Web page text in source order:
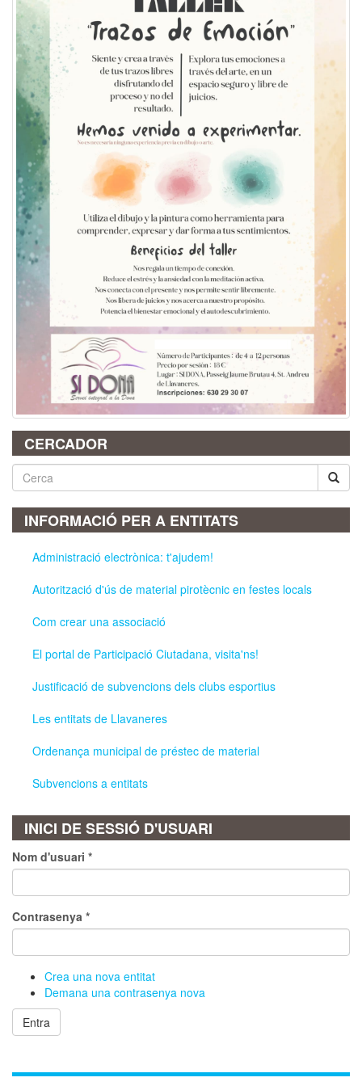
CERCADOR
INFORMACIÓ PER A ENTITATS
Administració electrònica: t'ajudem!
Autorització d'ús de material pirotècnic en festes locals
Com crear una associació
El portal de Participació Ciutadana, visita'ns!
Justificació de subvencions dels clubs esportius
Les entitats de Llavaneres
Ordenança municipal de préstec de material
Subvencions a entitats
INICI DE SESSIÓ D'USUARI
Nom d'usuari *
Contrasenya *
Crea una nova entitat
Demana una contrasenya nova
Entra